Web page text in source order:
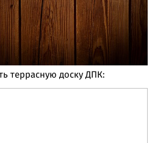
террасную доску ДПК: